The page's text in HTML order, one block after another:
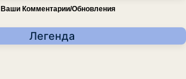
Ваши Комментарии/Обновления
Легенда